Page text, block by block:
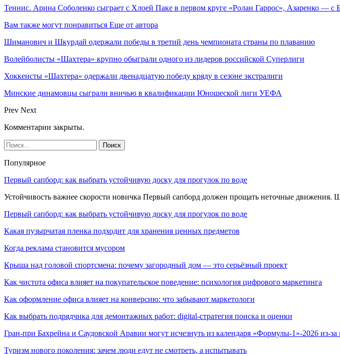
Теннис. Арина Соболенко сыграет с Хлоей Паке в первом круге «Ролан Гаррос», Азаренко —
Вам также могут понравиться Еще от автора
Шиманович и Шкурдай одержали победы в третий день чемпионата страны по плаванию
Волейболисты «Шахтера» крупно обыграли одного из лидеров российской Суперлиги
Хоккеисты «Шахтера» одержали двенадцатую победу кряду в сезоне экстралиги
Минские динамовцы сыграли вничью в квалификации Юношеской лиги УЕФА
Prev Next
Комментарии закрыты.
Популярное
Первый сапборд: как выбрать устойчивую доску для прогулок по воде
Устойчивость важнее скорости новичка Первый сапборд должен прощать неточные движения.
Первый сапборд: как выбрать устойчивую доску для прогулок по воде
Какая пузырчатая пленка подходит для хранения ценных предметов
Когда реклама становится мусором
Крыша над головой спортсмена: почему загородный дом — это серьёзный проект
Как чистота офиса влияет на покупательское поведение: психология цифрового маркетинга
Как оформление офиса влияет на конверсию: что забывают маркетологи
Как выбрать подрядчика для демонтажных работ: digital-стратегия поиска и оценки
Гран-при Бахрейна и Саудовской Аравии могут исчезнуть из календаря «Формулы-1»-2026 из-
Туризм нового поколения: зачем люди едут не смотреть, а испытывать